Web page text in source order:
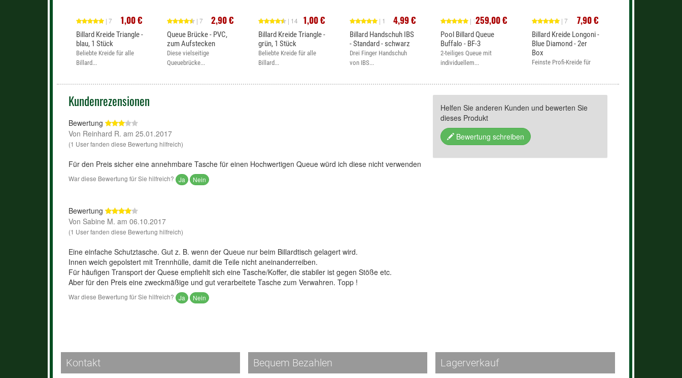
1,00 €
| 7
Billard Kreide Triangle -
blau, 1 Stück
Beliebte Kreide für alle
Billard...
2,90 €
| 7
Queue Brücke - PVC,
zum Aufstecken
Diese vielseitige
Queuebrücke...
1,00 €
| 14
Billard Kreide Triangle -
grün, 1 Stück
Beliebte Kreide für alle
Billard...
4,99 €
| 1
Billard Handschuh IBS
- Standard - schwarz
Drei Finger Handschuh
von IBS...
259,00 €
| 1
Pool Billard Queue
Buffalo - BF-3
2-teiliges Queue mit
individuellem...
7,90 €
| 7
Billard Kreide Longoni -
Blue Diamond - 2er
Box
Feinste Profi-Kreide für
Helfen Sie anderen Kunden und bewerten Sie
dieses Produkt
Bewertung schreiben
Kundenrezensionen
Bewertung
Von Reinhard R. am 25.01.2017
(1 User fanden diese Bewertung hilfreich)
Für den Preis sicher eine annehmbare Tasche für einen Hochwertigen Queue würd ich diese nicht verwenden
War diese Bewertung für Sie hilfreich? Ja Nein
Bewertung
Von Sabine M. am 06.10.2017
(1 User fanden diese Bewertung hilfreich)
Eine einfache Schutztasche. Gut z. B. wenn der Queue nur beim Billardtisch gelagert wird.
Innen weich gepolstert mit Trennhülle, damit die Teile nicht aneinanderreiben.
Für häufigen Transport der Quese empfiehlt sich eine Tasche/Koffer, die stabiler ist gegen Stöße etc.
Aber für den Preis eine zweckmäßige und gut verarbeitete Tasche zum Verwahren. Topp !
War diese Bewertung für Sie hilfreich? Ja Nein
Kontakt Bequem Bezahlen Lagerverkauf